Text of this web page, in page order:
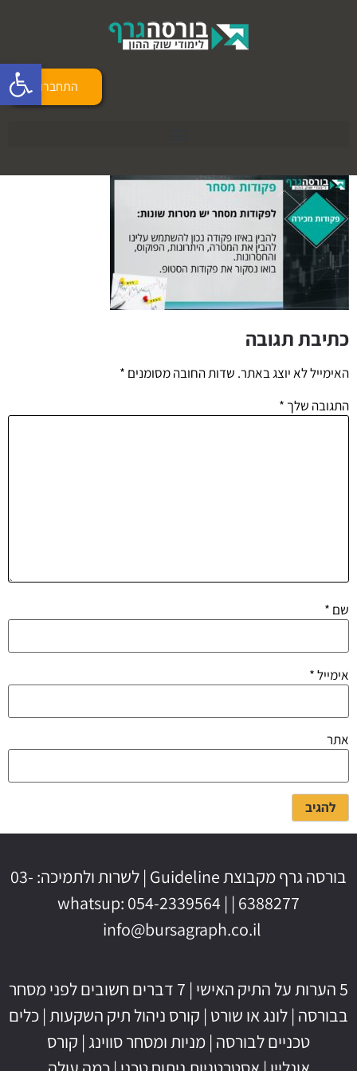
התחברות
כתיבת תגובה
האימייל לא יוצג באתר. שדות החובה מסומנים *
התגובה שלך *
שם *
אימייל*
אתר
בורסה גרף מקבוצת Guideline | לשרות ולתמיכה: 03-
6388277 | whatsup: 054-2339564 |
info@bursagraph.co.il
5 הערות על התיק האישי |
7 דברים חשובים לפני מסחר
בבורסה | לונג או שורט | קורס ניהול תיק השקעות| כלים
טכניים לבורסה | מניות ומסחר סווינג| קורס